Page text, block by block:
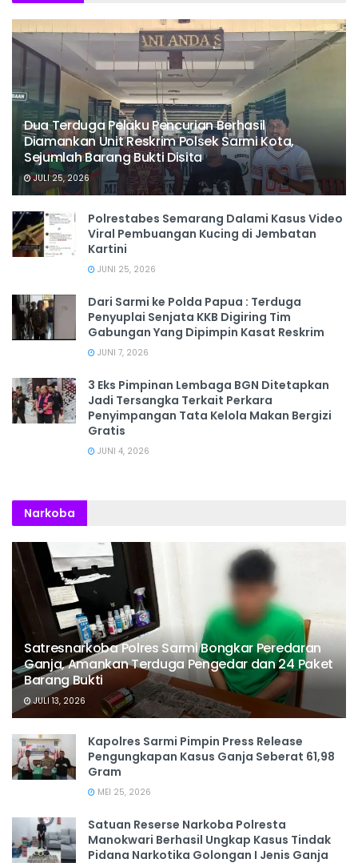
Dua Terduga Pelaku Pencurian Berhasil
Diamankan Unit Reskrim Polsek Sarmi Kota,
Sejumlah Barang Bukti Disita
JULI 25, 2026
Polrestabes Semarang Dalami Kasus Video
Viral Pembuangan Kucing di Jembatan
Kartini
JUNI 25, 2026
Dari Sarmi ke Polda Papua : Terduga
Penyuplai Senjata KKB Digiring Tim
Gabungan Yang Dipimpin Kasat Reskrim
JUNI 7, 2026
3 Eks Pimpinan Lembaga BGN Ditetapkan
Jadi Tersangka Terkait Perkara
Penyimpangan Tata Kelola Makan Bergizi
Gratis
JUNI 4, 2026
Narkoba
Satresnarkoba Polres Sarmi Bongkar Peredaran
Ganja, Amankan Terduga Pengedar dan 24 Paket
Barang Bukti
JULI 13, 2026
Kapolres Sarmi Pimpin Press Release
Pengungkapan Kasus Ganja Seberat 61,98
Gram
MEI 25, 2026
Satuan Reserse Narkoba Polresta
Manokwari Berhasil Ungkap Kasus Tindak
Pidana Narkotika Golongan I Jenis Ganja